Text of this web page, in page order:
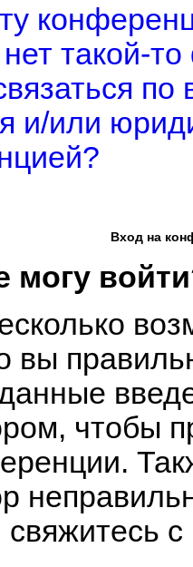
такой-
по
и/или
Вход на
могу
вы
чтобы